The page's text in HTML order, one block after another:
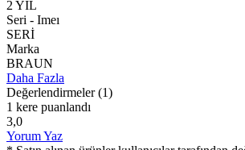
2 YIL
Seri - Imeı
SERİ
Marka
BRAUN
Daha Fazla
Değerlendirmeler (1)
1 kere puanlandı
3,0
Yorum Yaz